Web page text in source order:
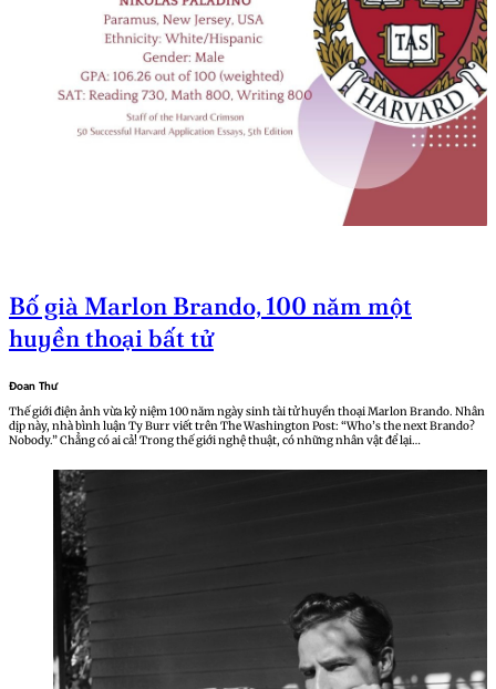
Bố già Marlon Brando, 100 năm một
huyền thoại bất tử
Đoan Thư
Thế giới điện ảnh vừa kỷ niệm 100 năm ngày sinh tài tử huyền thoại Marlon Brando. Nhân
dịp này, nhà bình luận Ty Burr viết trên The Washington Post: “Who’s the next Brando?
Nobody.” Chẳng có ai cả! Trong thế giới nghệ thuật, có những nhân vật để lại…